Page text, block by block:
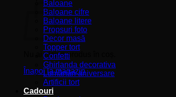
Nu ai niciun produs în coș.
Înapoi la magazin
Baloane
Baloane cifre
Baloane litere
Propsuri foto
Decor masă
Topper tort
Confetti
Ghirlanda decorativa
Lumânări aniversare
Artificii tort
Cadouri